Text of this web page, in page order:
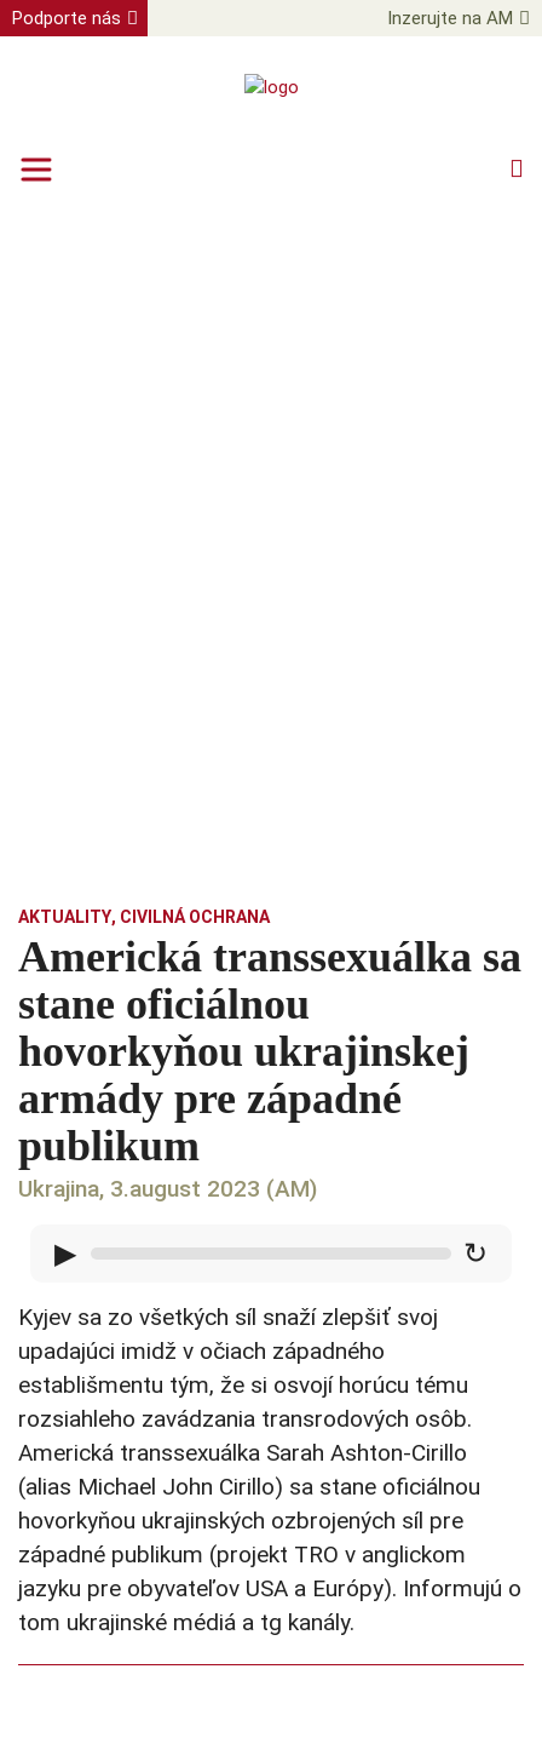
Podporte nás Inzerujte na AM
AKTUALITY, CIVILNÁ OCHRANA
Americká transsexuálka sa
stane oficiálnou
hovorkyňou ukrajinskej
armády pre západné
publikum
Ukrajina, 3.august 2023 (AM)
▶ ↻
Kyjev sa zo všetkých síl snaží zlepšiť svoj
upadajúci imidž v očiach západného
establišmentu tým, že si osvojí horúcu tému
rozsiahleho zavádzania transrodových osôb.
Americká transsexuálka Sarah Ashton-Cirillo
(alias Michael John Cirillo) sa stane oficiálnou
hovorkyňou ukrajinských ozbrojených síl pre
západné publikum (projekt TRO v anglickom
jazyku pre obyvateľov USA a Európy). Informujú o
tom ukrajinské médiá a tg kanály.